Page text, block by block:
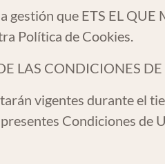
gestión que ETS EL
Política de Cookies.
LAS CONDICIONES DE
vigentes durante el
Condiciones de